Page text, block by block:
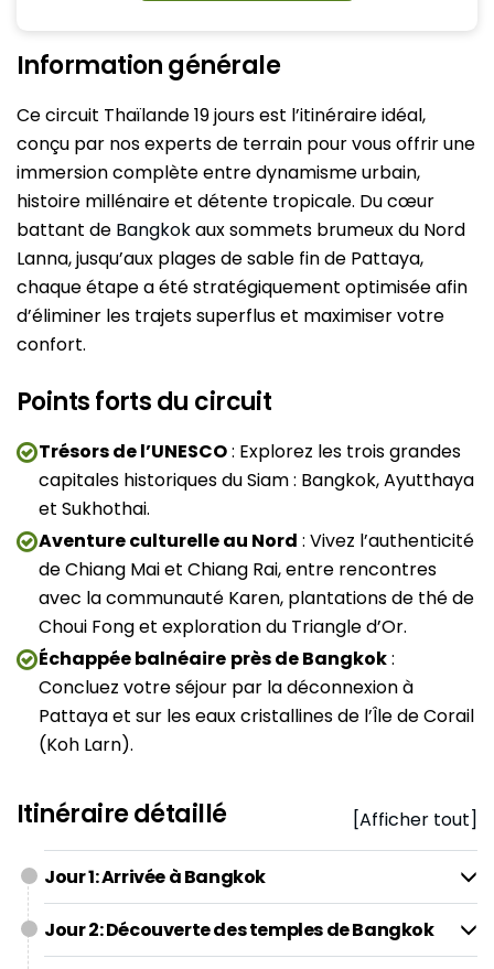
Information générale
Ce circuit Thaïlande 19 jours est l’itinéraire idéal,
conçu par nos experts de terrain pour vous offrir une
immersion complète entre dynamisme urbain,
histoire millénaire et détente tropicale. Du cœur
battant de Bangkokaux sommets brumeux du Nord
Lanna, jusqu’aux plages de sable fin de Pattaya,
chaque étape a été stratégiquement optimisée afin
d’éliminer les trajets superflus et maximiser votre
confort.
Points forts du circuit
Trésors de l’UNESCO: Explorez les trois grandes
capitales historiques du Siam : Bangkok, Ayutthaya
et Sukhothai.
Aventure culturelle au Nord : Vivez l’authenticité
de Chiang Mai et Chiang Rai, entre rencontres
avec la communauté Karen, plantations de thé de
Choui Fong et exploration du Triangle d’Or.
Échappée balnéaire près de Bangkok:
Concluez votre séjour par la déconnexion à
Pattaya et sur les eaux cristallines de l’Île de Corail
(Koh Larn).
Itinéraire détaillé [Afficher tout]
Jour 1: Arrivée à Bangkok
Jour 2: Découverte des temples de Bangkok